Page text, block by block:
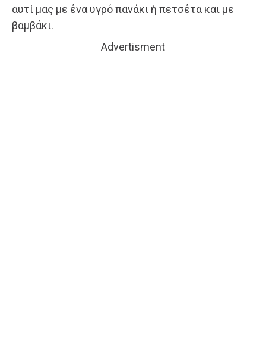
αυτί μας με ένα υγρό πανάκι ή πετσέτα και με
βαμβάκι.
Advertisment